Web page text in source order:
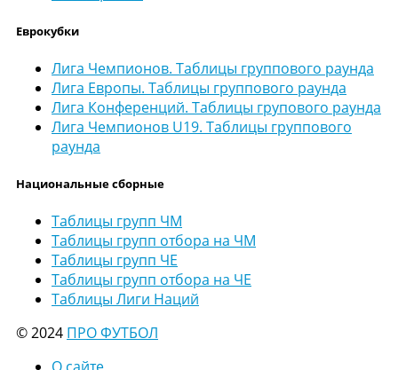
Еврокубки
Лига Чемпионов. Таблицы группового раунда
Лига Европы. Таблицы группового раунда
Лига Конференций. Таблицы групового раунда
Лига Чемпионов U19. Таблицы группового
раунда
Национальные сборные
Таблицы групп ЧМ
Таблицы групп отбора на ЧМ
Таблицы групп ЧЕ
Таблицы групп отбора на ЧЕ
Таблицы Лиги Наций
© 2024 ПРО ФУТБОЛ